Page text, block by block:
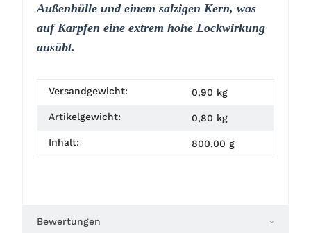
Außenhülle und einem salzigen Kern, was
auf Karpfen eine extrem hohe Lockwirkung
ausübt.
Versandgewicht: 0,90 kg
Artikelgewicht: 0,80 kg
Inhalt: 800,00 g
Bewertungen